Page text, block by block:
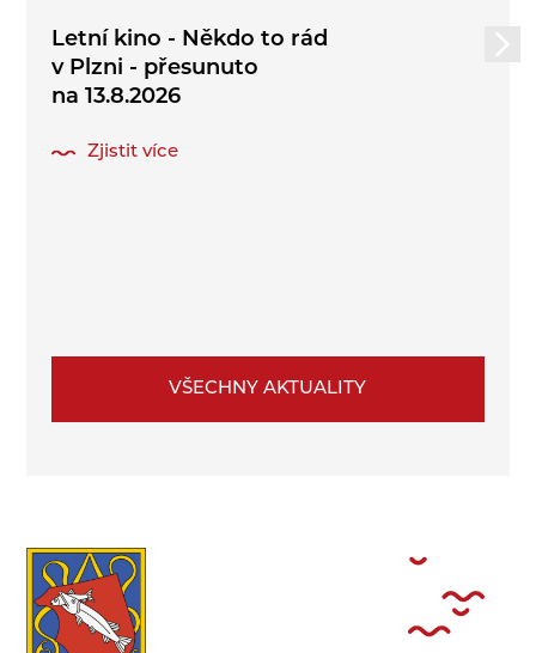
Letní kino - Někdo to rád
v Plzni - přesunuto
na 13.8.2026
Zjistit více
VŠECHNY AKTUALITY